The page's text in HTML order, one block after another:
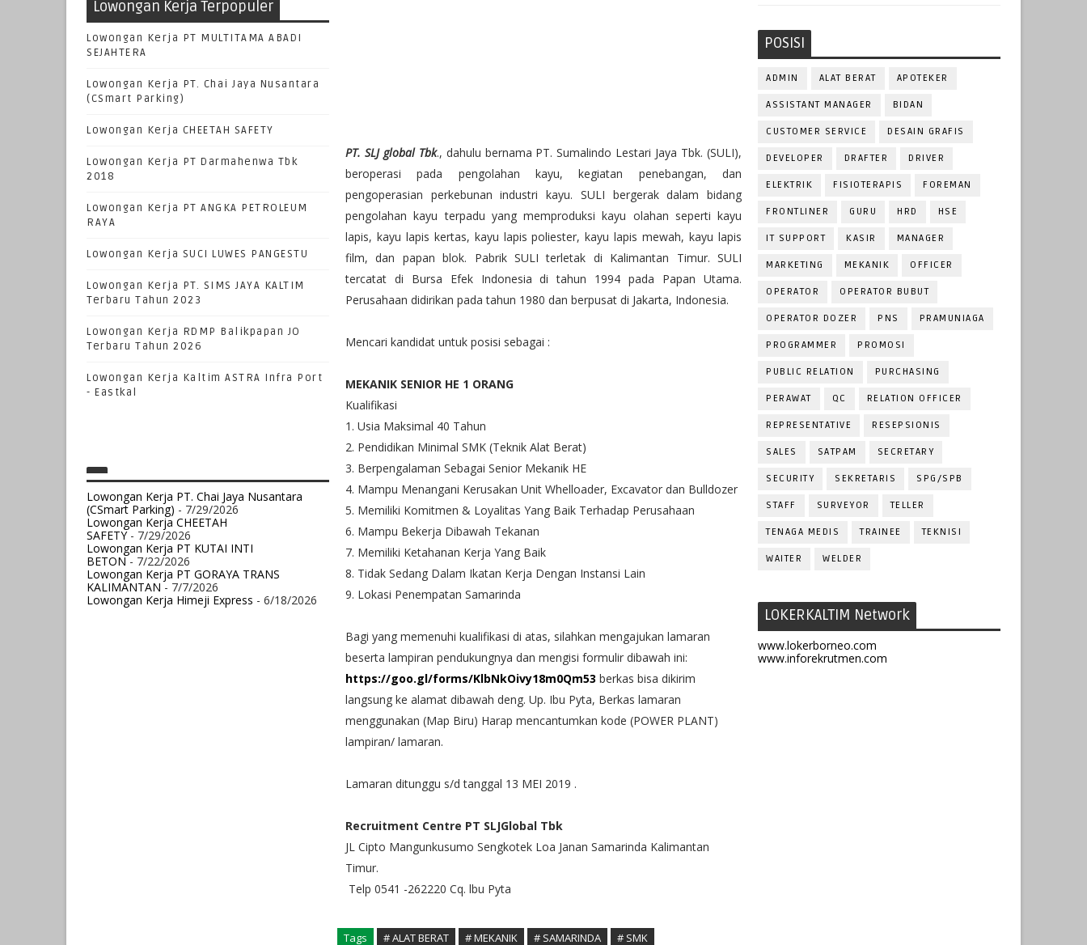
Lowongan Kerja Terpopuler
Lowongan Kerja PT MULTITAMA ABADI
SEJAHTERA
Lowongan Kerja PT. Chai Jaya Nusantara
(CSmart Parking)
Lowongan Kerja CHEETAH SAFETY
Lowongan Kerja PT Darmahenwa Tbk
2018
Lowongan Kerja PT ANGKA PETROLEUM
RAYA
Lowongan Kerja SUCI LUWES PANGESTU
Lowongan Kerja PT. SIMS JAYA KALTIM
Terbaru Tahun 2023
Lowongan Kerja RDMP Balikpapan JO
Terbaru Tahun 2026
Lowongan Kerja Kaltim ASTRA Infra Port
- Eastkal
Lowongan Kerja PT. Chai Jaya Nusantara
(CSmart Parking) - 7/29/2026
Lowongan Kerja CHEETAH
SAFETY- 7/29/2026
Lowongan Kerja PT KUTAI INTI
BETON- 7/22/2026
Lowongan Kerja PT GORAYA TRANS
KALIMANTAN- 7/7/2026
Lowongan Kerja Himeji Express - 6/18/2026
PT. SLJ global Tbk., dahulu bernama PT. Sumalindo Lestari Jaya Tbk. (SULI),
beroperasi pada pengolahan kayu, kegiatan penebangan, dan
pengoperasian perkebunan industri kayu. SULI bergerak dalam bidang
pengolahan kayu terpadu yang memproduksi kayu olahan seperti kayu
lapis, kayu lapis kertas, kayu lapis poliester, kayu lapis mewah, kayu lapis
film, dan papan blok. Pabrik SULI terletak di Kalimantan Timur. SULI
tercatat di Bursa Efek Indonesia di tahun 1994 pada Papan Utama.
Perusahaan didirikan pada tahun 1980 dan berpusat di Jakarta, Indonesia.
Mencari kandidat untuk posisi sebagai :
MEKANIK SENIOR HE 1 ORANG
Kualifikasi
1. Usia Maksimal 40 Tahun
2. Pendidikan Minimal SMK (Teknik Alat Berat)
3. Berpengalaman Sebagai Senior Mekanik HE
4. Mampu Menangani Kerusakan Unit Whelloader, Excavator dan Bulldozer
5. Memiliki Komitmen & Loyalitas Yang Baik Terhadap Perusahaan
6. Mampu Bekerja Dibawah Tekanan
7. Memiliki Ketahanan Kerja Yang Baik
8. Tidak Sedang Dalam Ikatan Kerja Dengan Instansi Lain
9. Lokasi Penempatan Samarinda
Bagi yang memenuhi kualifikasi di atas, silahkan mengajukan lamaran
beserta lampiran pendukungnya dan mengisi formulir dibawah ini:
https://goo.gl/forms/KlbNkOivy18m0Qm53 berkas bisa dikirim
langsung ke alamat dibawah deng. Up. Ibu Pyta, Berkas lamaran
menggunakan (Map Biru) Harap mencantumkan kode (POWER PLANT)
lampiran/ lamaran.
Lamaran ditunggu s/d tanggal 13 MEI 2019 .
Recruitment Centre PT SLJGlobal Tbk
JL Cipto Mangunkusumo Sengkotek Loa Janan Samarinda Kalimantan
Timur.
Telp 0541 -262220 Cq. lbu Pyta
Tags # ALAT BERAT # MEKANIK # SAMARINDA # SMK
POSISI
ADMIN ALAT BERAT APOTEKER
ASSISTANT MANAGER BIDAN
CUSTOMER SERVICE DESAIN GRAFIS
DEVELOPER DRAFTER DRIVER
ELEKTRIK FISIOTERAPIS FOREMAN
FRONTLINER GURU HRD HSE
IT SUPPORT KASIR MANAGER
MARKETING MEKANIK OFFICER
OPERATOR OPERATOR BUBUT
OPERATOR DOZER PNS PRAMUNIAGA
PROGRAMMER PROMOSI
PUBLIC RELATION PURCHASING
PERAWAT QC RELATION OFFICER
REPRESENTATIVE RESEPSIONIS
SALES SATPAM SECRETARY
SECURITY SEKRETARIS SPG/SPB
STAFF SURVEYOR TELLER
TENAGA MEDIS TRAINEE TEKNISI
WAITER WELDER
LOKERKALTIM Network
www.lokerborneo.com
www.inforekrutmen.com